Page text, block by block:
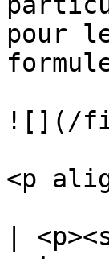
pour
![](/
<p
|